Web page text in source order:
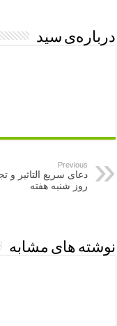
درباره‌ی سید
Previous
دعای سریع التاثیر و
روز شنبه هفته
نوشته های مشابه